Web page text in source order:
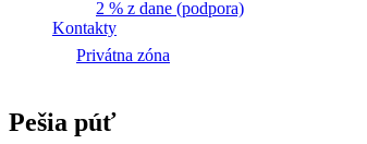
2 % z dane (podpora)
Kontakty
Privátna zóna
Pešia púť